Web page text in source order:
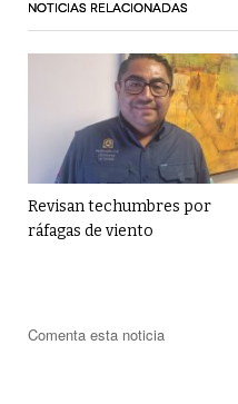
NOTICIAS RELACIONADAS
Revisan techumbres por
ráfagas de viento
Comenta esta noticia